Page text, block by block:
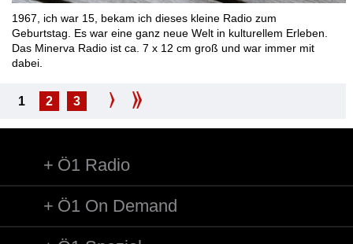
1967, ich war 15, bekam ich dieses kleine Radio zum
Geburtstag. Es war eine ganz neue Welt in kulturellem Erleben.
Das Minerva Radio ist ca. 7 x 12 cm groß und war immer mit
dabei.
1 2 3
Ö1 Radio
Ö1 On Demand